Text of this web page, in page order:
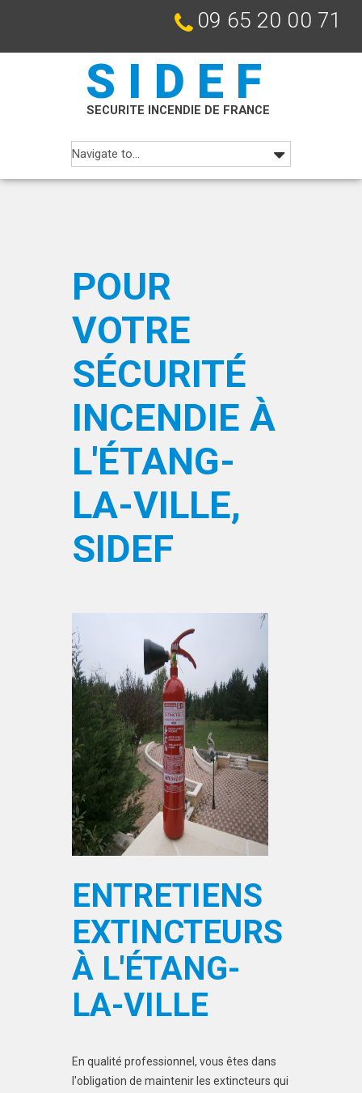
09 65 20 00 71
SIDEF
SECURITE INCENDIE DE FRANCE
POUR
VOTRE
SÉCURITÉ
INCENDIE À
L'ÉTANG-
LA-VILLE,
SIDEF
ENTRETIENS
EXTINCTEURS
À L'ÉTANG-
LA-VILLE
En qualité professionnel, vous êtes dans
l'obligation de maintenir les extincteurs qui